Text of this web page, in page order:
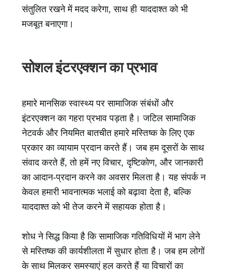
संतुलित रखने में मदद करेगा, साथ ही याददाश्त को भी
मजबूत बनाएगा।
सोशल इंटरएक्शन का प्रभाव
हमारे मानसिक स्वास्थ्य पर सामाजिक संबंधों और
इंटरएक्शन का गहरा प्रभाव पड़ता है। जटिल सामाजिक
नेटवर्क और नियमित बातचीत हमारे मस्तिष्क के लिए एक
प्रकार का व्यायाम प्रदान करते हैं। जब हम दूसरों के साथ
संवाद करते हैं, तो हमें नए विचार, दृष्टिकोण, और जानकारी
का आदान-प्रदान करने का अवसर मिलता है। यह संपर्क न
केवल हमारी भावनात्मक भलाई को बढ़ावा देता है, बल्कि
याददाश्त को भी तेज करने में सहायक होता है।
शोध ने सिद्ध किया है कि सामाजिक गतिविधियों में भाग लेने
से मस्तिष्क की कार्यशीलता में सुधार होता है। जब हम लोगों
के साथ मिलकर समस्याएं हल करते हैं या विचारों का